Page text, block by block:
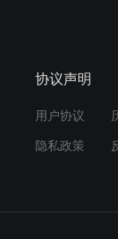
协议声明
用户协议
隐私政策